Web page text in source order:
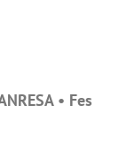
• Fes